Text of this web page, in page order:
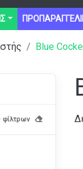
Blue
φίλτρων